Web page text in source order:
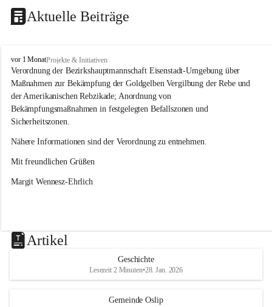
Aktuelle Beiträge
O
s
l
i
p
vor 1 MonatProjekte & Initiativen
Verordnung der Bezirkshauptmannschaft Eisenstadt-Umgebung über
Maßnahmen zur Bekämpfung der Goldgelben Vergilbung der Rebe und
der Amerikanischen Rebzikade; Anordnung von
Bekämpfungsmaßnahmen in festgelegten Befallszonen und
Sicherheitszonen.
Nähere Informationen sind der Verordnung zu entnehmen.
Mit freundlichen Grüßen
Margit Wennesz-Ehrlich
Artikel
Geschichte
Lesezeit 2 Minuten•28. Jan. 2026
Gemeinde Oslip